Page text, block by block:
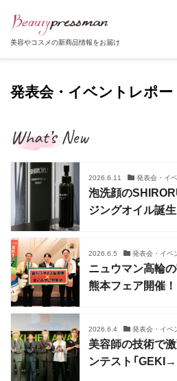
美容やコスメの新商品情報をお届け
発表会・イベントレポー
What’s New
2026.6.11 発表会・イ
泡洗顔の
ジングオイル誕
2026.6.5 発表会・イベ
ニュウマン高輪
熊本フェア開催
2026.6.4 発表会・イベ
美容師の技術で
ンテスト「